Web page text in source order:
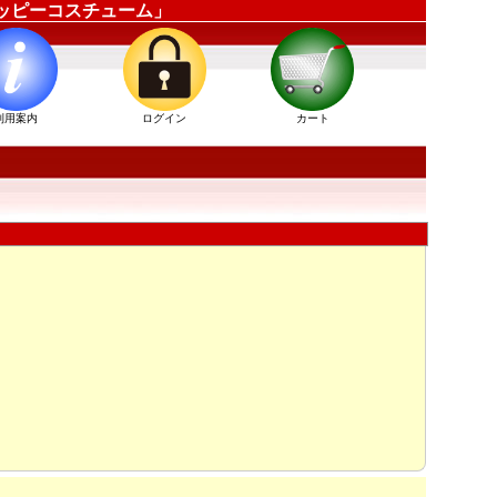
ーコスチューム」
用案内 ログイン カート